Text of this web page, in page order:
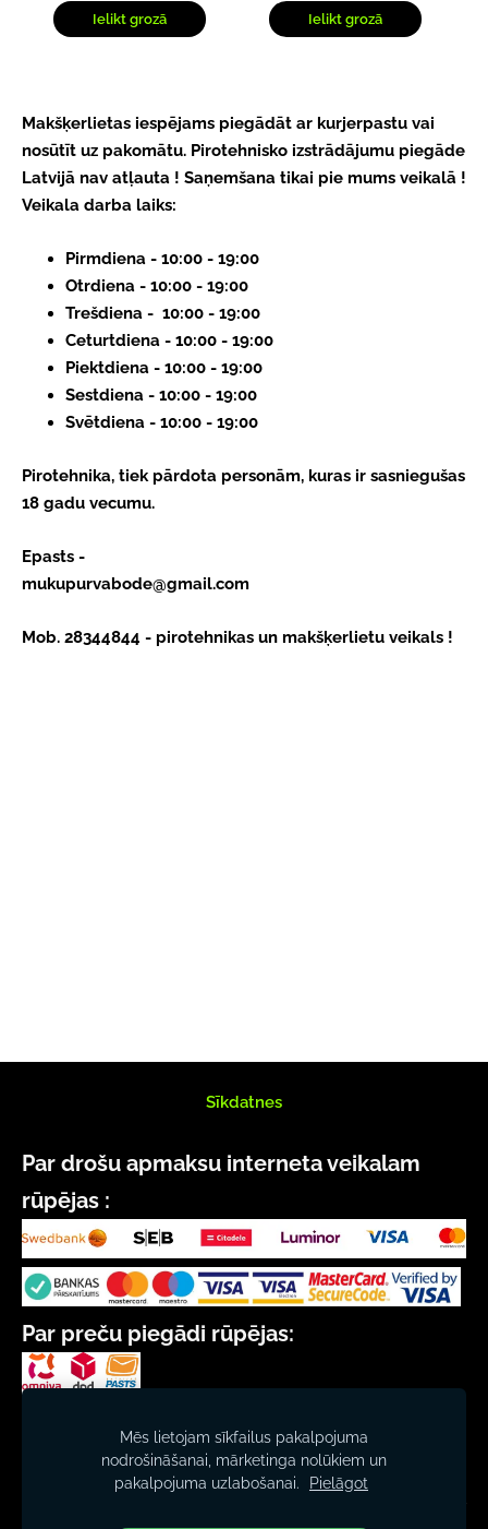
Makšķerlietas iespējams piegādāt ar kurjerpastu vai
nosūtīt uz pakomātu. Pirotehnisko izstrādājumu piegāde
Latvijā nav atļauta ! Saņemšana tikai pie mums veikalā !
Veikala darba laiks:
Pirmdiena - 10:00 - 19:00
Otrdiena - 10:00 - 19:00
Trešdiena - 10:00 - 19:00
Ceturtdiena - 10:00 - 19:00
Piektdiena - 10:00 - 19:00
Sestdiena - 10:00 - 19:00
Svētdiena - 10:00 - 19:00
Pirotehnika, tiek pārdota personām, kuras ir sasniegušas
18 gadu vecumu.
Epasts -
mukupurvabode@gmail.com
Mob. 28344844 - pirotehnikas un makšķerlietu veikals !
Ielikt grozā Ielikt grozā
Sīkdatnes
Par drošu apmaksu interneta veikalam
rūpējas :
Par preču piegādi rūpējas:
Reģ. nr. 40103011290
Beberbeķu iela 58, Rīga, LV-1029
Mēs lietojam sīkfailus pakalpojuma
nodrošināšanai, mārketinga nolūkiem un
pakalpojuma uzlabošanai.
Pielāgot